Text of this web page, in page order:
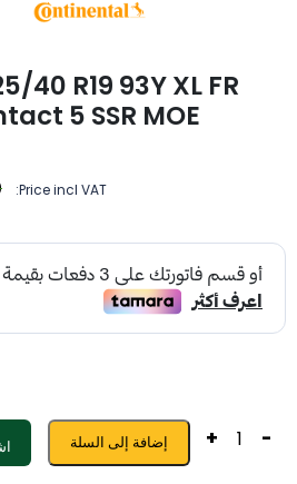
R19 93Y XL FR
5 SSR MOE
Price incl VAT:
-
+ إضافة إلى السلة